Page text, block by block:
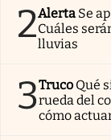
2Alerta Se
Cuáles
lluvias
3Truco Qué
rueda del
cómo